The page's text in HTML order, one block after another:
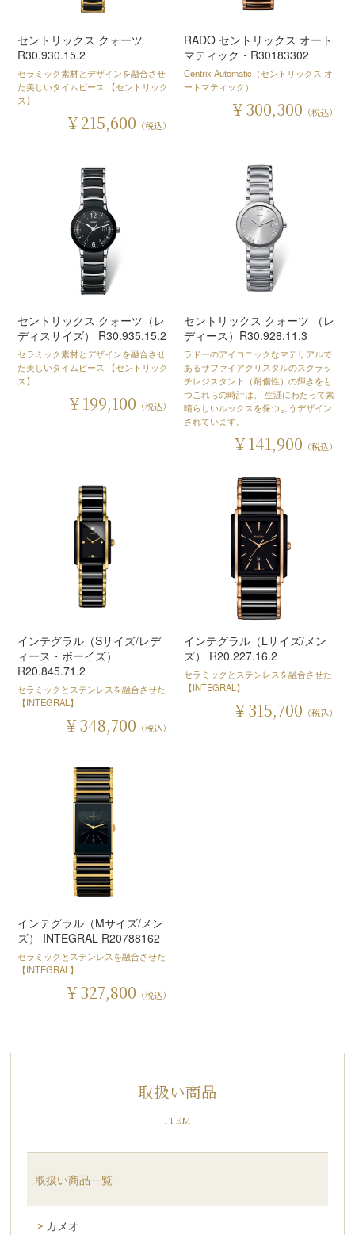
セントリックス クォーツ
R30.930.15.2
セラミック素材とデザインを融合させ
た美しいタイムピース 【セントリック
ス】
￥215,600 （税込）
RADO セントリックス オート
マティック・R30183302
Centrix Automatic（セントリックス オ
ートマティック）
￥300,300 （税込）
セントリックス クォーツ（レ
ディスサイズ） R30.935.15.2
セラミック素材とデザインを融合させ
た美しいタイムピース 【セントリック
ス】
￥199,100 （税込）
セントリックス クォーツ （レ
ディース）R30.928.11.3
ラドーのアイコニックなマテリアルで
あるサファイアクリスタルのスクラッ
チレジスタント（耐傷性）の輝きをも
つこれらの時計は、 生涯にわたって素
晴らしいルックスを保つようデザイン
されています。
￥141,900 （税込）
インテグラル（Sサイズ/レデ
ィース・ボーイズ）
R20.845.71.2
セラミックとステンレスを融合させた
【INTEGRAL】
￥348,700 （税込）
インテグラル（Lサイズ/メン
ズ） R20.227.16.2
セラミックとステンレスを融合させた
【INTEGRAL】
￥315,700 （税込）
インテグラル（Mサイズ/メン
ズ） INTEGRAL R20788162
セラミックとステンレスを融合させた
【INTEGRAL】
￥327,800 （税込）
取扱い商品
ITEM
取扱い商品一覧
カメオ